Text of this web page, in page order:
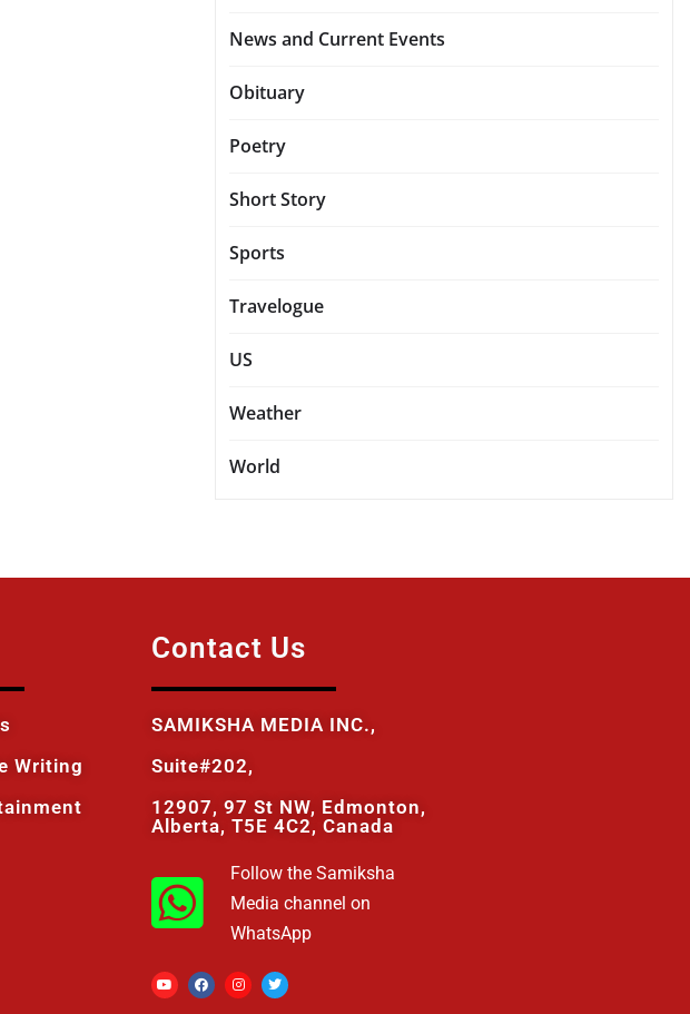
News and Current Events
Obituary
Poetry
Short Story
Sports
Travelogue
US
Weather
World
Writing
Contact Us
SAMIKSHA MEDIA INC.,
Suite#202,
12907, 97 St NW, Edmonton,
Alberta, T5E 4C2, Canada
Follow the Samiksha
Media channel on
WhatsApp